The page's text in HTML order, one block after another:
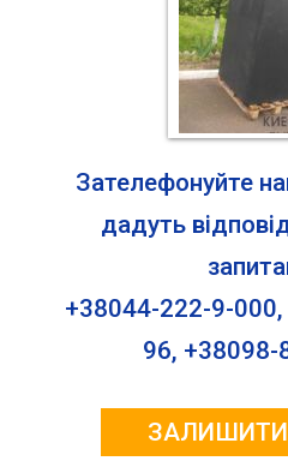
Зателефонуйте
дадуть
+38044-222-9-
96, +38098-